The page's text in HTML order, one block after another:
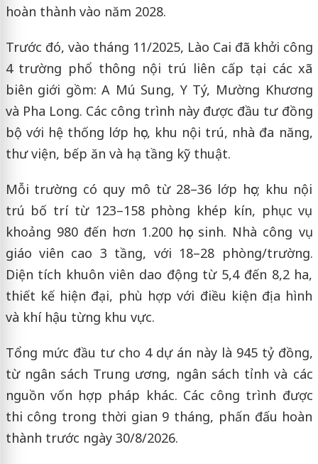
hoàn thành vào năm 2028.
Trước đó, vào tháng 11/2025, Lào Cai đã khởi công
4 trường phổ thông nội trú liên cấp tại các xã
biên giới gồm: A Mú Sung, Y Tý, Mường Khương
và Pha Long. Các công trình này được đầu tư đồng
bộ với hệ thống lớp học, khu nội trú, nhà đa năng,
thư viện, bếp ăn và hạ tầng kỹ thuật.
Mỗi trường có quy mô từ 28–36 lớp học; khu nội
trú bố trí từ 123–158 phòng khép kín, phục vụ
khoảng 980 đến hơn 1.200 học sinh. Nhà công vụ
giáo viên cao 3 tầng, với 18–28 phòng/trường.
Diện tích khuôn viên dao động từ 5,4 đến 8,2 ha,
thiết kế hiện đại, phù hợp với điều kiện địa hình
và khí hậu từng khu vực.
Tổng mức đầu tư cho 4 dự án này là 945 tỷ đồng,
từ ngân sách Trung ương, ngân sách tỉnh và các
nguồn vốn hợp pháp khác. Các công trình được
thi công trong thời gian 9 tháng, phấn đấu hoàn
thành trước ngày 30/8/2026.